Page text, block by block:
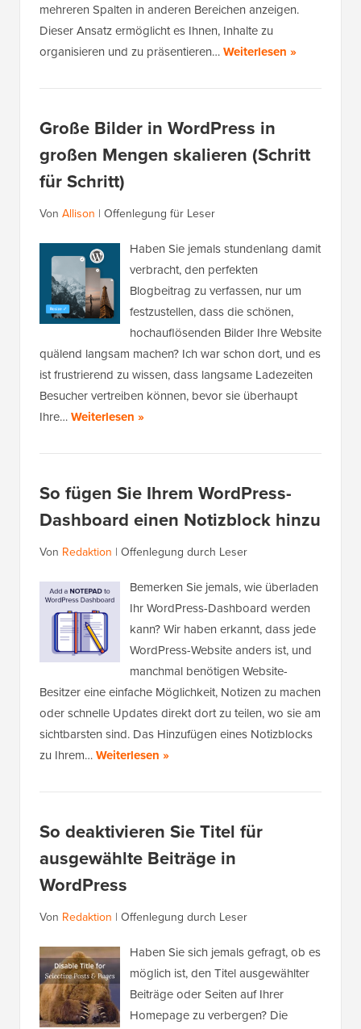
mehreren Spalten in anderen Bereichen anzeigen.
Dieser Ansatz ermöglicht es Ihnen, Inhalte zu
organisieren und zu präsentieren…Weiterlesen »
Große Bilder in WordPress in
großen Mengen skalieren (Schritt
für Schritt)
Von Allison | Offenlegung für Leser
Haben Sie jemals stundenlang damit
verbracht, den perfekten
Blogbeitrag zu verfassen, nur um
festzustellen, dass die schönen,
hochauflösenden Bilder Ihre Website
quälend langsam machen? Ich war schon dort, und es
ist frustrierend zu wissen, dass langsame Ladezeiten
Besucher vertreiben können, bevor sie überhaupt
Ihre…Weiterlesen »
So fügen Sie Ihrem WordPress-
Dashboard einen Notizblock hinzu
Von Redaktion | Offenlegung durch Leser
Bemerken Sie jemals, wie überladen
Ihr WordPress-Dashboard werden
kann? Wir haben erkannt, dass jede
WordPress-Website anders ist, und
manchmal benötigen Website-
Besitzer eine einfache Möglichkeit, Notizen zu machen
oder schnelle Updates direkt dort zu teilen, wo sie am
sichtbarsten sind. Das Hinzufügen eines Notizblocks
zu Ihrem…Weiterlesen »
So deaktivieren Sie Titel für
ausgewählte Beiträge in
WordPress
Von Redaktion | Offenlegung durch Leser
Haben Sie sich jemals gefragt, ob es
möglich ist, den Titel ausgewählter
Beiträge oder Seiten auf Ihrer
Homepage zu verbergen? Die